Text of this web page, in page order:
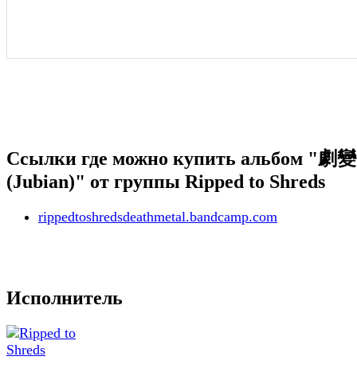
Ссылки где можно купить альбом "劇變
(Jubian)" от группы Ripped to Shreds
rippedtoshredsdeathmetal.bandcamp.com
Исполнитель